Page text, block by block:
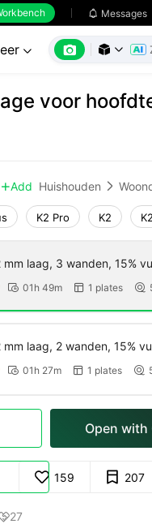
 Messages
   
voor
Add Huishouden 
K2 Pro K2
mm laag, 3 wanden, 15%
 01h 49m  1 plates 
mm laag, 2 wanden, 15%
 01h 27m  1 plates 
Open
159 207
27